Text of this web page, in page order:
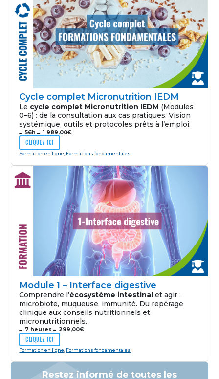
Cycle complet Micronutrition IEDM
Le cycle complet Micronutrition IEDM (Modules
0–6) : de la consultation aux cas pratiques. Vision
systémique, outils et protocoles prêts à l’emploi.
→ 56h →1 989,00€
CLIQUEZ ICI
Formation en ligne Formations fondamentales
Module 1 – Interface digestive
Comprendre l’écosystème intestinal et agir :
microbiote, muqueuse, immunité. Du repérage
clinique aux conseils nutritionnels et
micronutritionnels.
→ 7 heures → 299,00€
CLIQUEZ ICI
Formation en ligne, Formations fondamentales
Restez informé de toutes les